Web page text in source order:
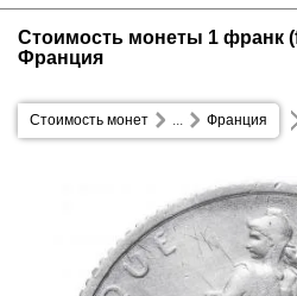
Стоимость монеты 1 франк
Франция
Стоимость монет Франция
...